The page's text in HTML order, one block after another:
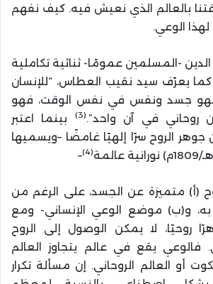
بالعالم الذي نعيش فيه. كيف نفهم
الوعي.
الدين -المسلمين عمومًا- ثنائية تكاملية
كما يعرّف سيد نقيب العطاس، “للإنسان
جسد ونفس في نفس الوقت، فهو
روحاني في آن واحد”.(3)
بينما اعتبر
جوهر الروح سرًا إلهيًا غامضًا –ويسميها
(4)
–
(أ) متميزة عن الجسد، على الرغم من
به، و(ب) موضع الوعي الإنساني- ومع
روحيًا، لا يمكن الوصول إلى الروح
فالوعي يقع في عالم يتجاوز العالم
أو العالم الروحاني. إن مسألة تكرار